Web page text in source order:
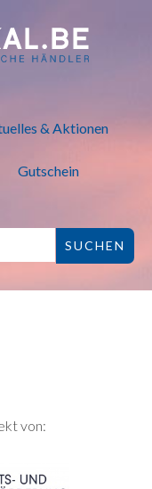
lokalen
& Aktionen
Gutschein
von: